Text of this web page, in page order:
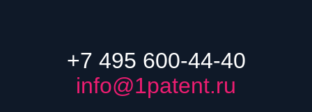
+7 495 600-44-40
info@1patent.ru